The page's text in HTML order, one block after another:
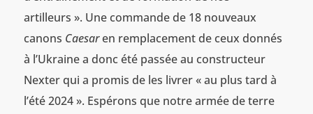
artilleurs ». Une commande de 18 nouveaux
canons Caesaren remplacement de ceux donnés
à l’Ukraine a donc été passée au constructeur
Nexter qui a promis de les livrer « au plus tard à
l’été 2024 ». Espérons que notre armée de terre